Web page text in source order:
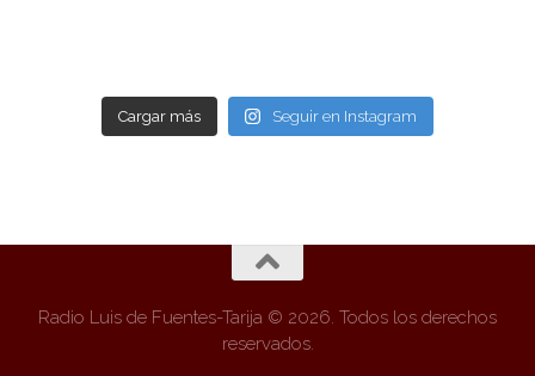
Cargar más Seguir en Instagram
Radio Luis de Fuentes-Tarija © 2026. Todos los derechos
reservados.